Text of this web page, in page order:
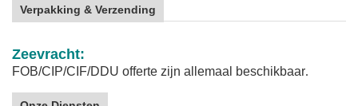
Verpakking & Verzending
Zeevracht:
FOB/CIP/CIF/DDU offerte zijn allemaal beschikbaar.